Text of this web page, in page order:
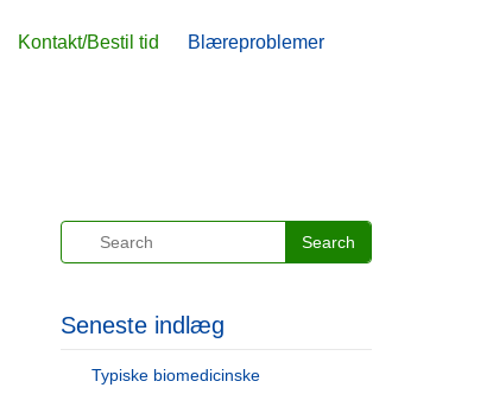
Kontakt/Bestil tid Blæreproblemer
Kontakt/Bestil tid Blæreproblemer
Seneste indlæg
Typiske biomedicinske